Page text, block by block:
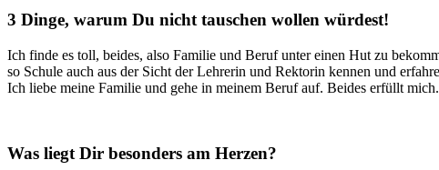
3 Dinge, warum Du nicht tauschen wollen würdest!
Ich finde es toll, beides, also Familie und Beruf unter einen Hut zu
so Schule auch aus der Sicht der Lehrerin und Rektorin kennen und
Ich liebe meine Familie und gehe in meinem Beruf auf. Beides erfüllt
Was liegt Dir besonders am Herzen?